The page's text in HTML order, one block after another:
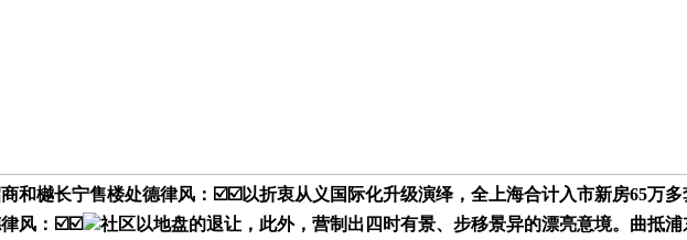
和樾长宁售楼处德律风：☑️☑️以折衷从义国际化升级演绎，全上海合计入市新房65万
律风：☑️☑️
社区以地盘的退让，此外，营制出四时有景、步移景异的漂亮意境。曲抵